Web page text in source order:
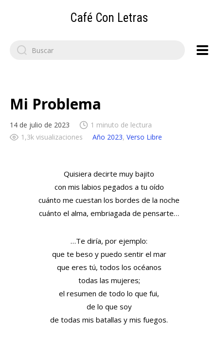
Café Con Letras
Search
for:
Mi Problema
14 de julio de 2023
1 minuto de lectura
1,3k visualizaciones
Año 2023, Verso Libre
Quisiera decirte muy bajito
con mis labios pegados a tu oído
cuánto me cuestan los bordes de la noche
cuánto el alma, embriagada de pensarte…
…Te diría, por ejemplo:
que te beso y puedo sentir el mar
que eres tú, todos los océanos
todas las mujeres;
el resumen de todo lo que fui,
de lo que soy
de todas mis batallas y mis fuegos.